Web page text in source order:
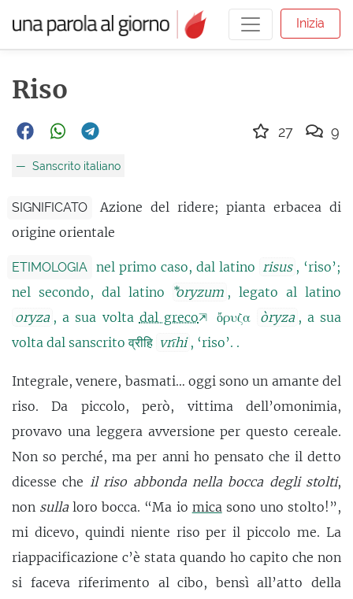
Inizia
Riso
Sanscrito italiano
SIGNIFICATO
Azione del ridere; pianta erbacea di
origine orientale
ETIMOLOGIA nel primo caso, dal latino risus , ‘riso’;
nel secondo, dal latino
⃰oryzum , legato al latino
oryza , a sua volta dal greco ὄρυζα òryza , a sua
volta dal sanscrito व्रीहि vrīhi , ‘riso’. .
Integrale, venere, basmati… oggi sono un amante del
riso. Da piccolo, però, vittima dell’omonimia,
provavo una leggera avversione per questo cereale.
Non so perché, ma per anni ho pensato che il detto
dicesse che il riso abbonda nellabocca degli stolti,
non sullaloro bocca. “Ma io micasono uno stolto!”,
mi dicevo, quindi niente riso per il piccolo me. La
riappacificazione c’è stata quando ho capito che non
si faceva riferimento al cibo, bensì all’atto della
27 9